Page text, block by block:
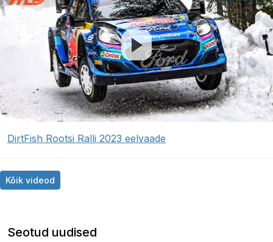
DirtFish Rootsi Ralli 2023 eelvaade
Kõik videod
Seotud uudised